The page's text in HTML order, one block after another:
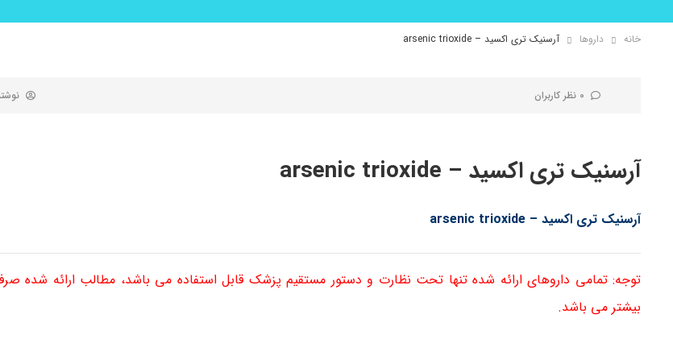
خانه داروها آرسنیک تری اکسید – arsenic trioxide
0 نظر کاربران
آرسنیک تری اکسید – arsenic trioxide
آرسنیک تری اکسید – arsenic trioxide
توجه: تمامی داروهای ارائه شده تنها تحت نظارت و دستور مستقیم پزشک قابل استفاده می باشد، مطالب ارائه شده
بیشتر می باشد.